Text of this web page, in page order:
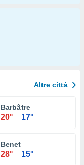
Altre città
Barbâtre
20° 17°
Benet
28° 15°